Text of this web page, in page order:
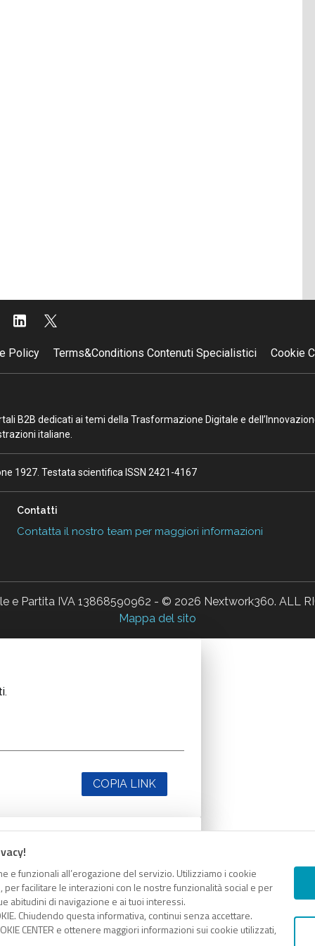
e funzionali all’erogazione del servizio. Utilizziamo i cookie
facilitare le interazioni con le nostre funzionalità social e per
abitudini di navigazione e ai tuoi interessi.
Chiudendo questa informativa, continui senza accettare.
CENTER e ottenere maggiori informazioni sui cookie utilizzati,
Policy Terms&Conditions Contenuti Specialistici Cookie
B2B dedicati ai temi della Trasformazione Digitale e
italiane.
1927. Testata scientifica ISSN 2421-4167
Contatti
Contatta il nostro team per maggiori informazioni
e Partita IVA 13868590962 - © 2026 Nextwork360. ALL
Mappa del sito
COPIA LINK